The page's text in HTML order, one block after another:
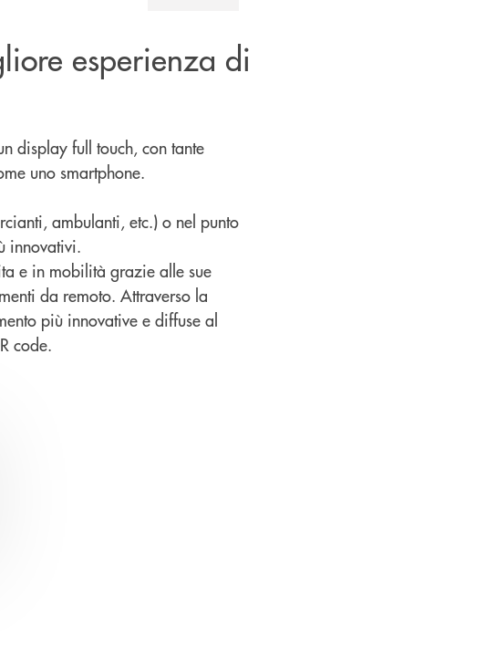
esperienza di
display full touch, con tante
uno smartphone.
ambulanti, etc.) o nel punto
innovativi.
e in mobilità grazie alle sue
da remoto. Attraverso la
più innovative e diffuse al
code.